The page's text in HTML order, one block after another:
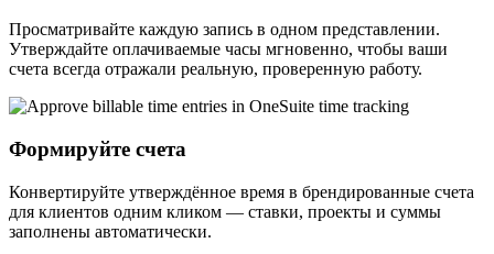
Просматривайте каждую запись в одном представлении.
Утверждайте оплачиваемые часы мгновенно, чтобы ваши
счета всегда отражали реальную, проверенную работу.
Формируйте счета
Конвертируйте утверждённое время в брендированные счета
для клиентов одним кликом — ставки, проекты и суммы
заполнены автоматически.